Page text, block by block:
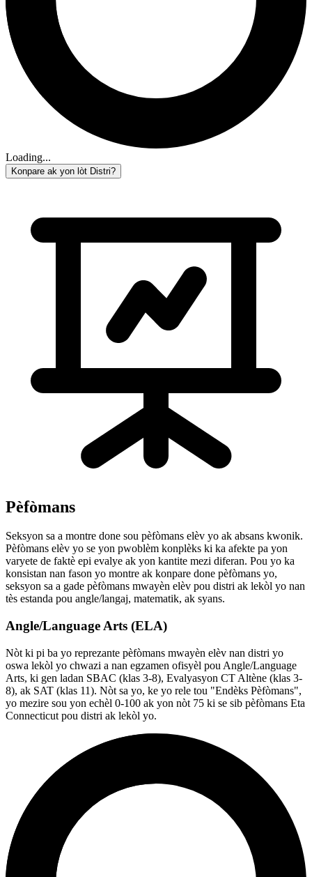
Loading...
Konpare ak yon lòt Distri?
Pèfòmans
Seksyon sa a montre done sou pèfòmans elèv yo ak absans kwonik.
Pèfòmans elèv yo se yon pwoblèm konplèks ki ka afekte pa yon
varyete de faktè epi evalye ak yon kantite mezi diferan. Pou yo ka
konsistan nan fason yo montre ak konpare done pèfòmans yo,
seksyon sa a gade pèfòmans mwayèn elèv pou distri ak lekòl yo nan
tès estanda pou angle/langaj, matematik, ak syans.
Angle/Language Arts (ELA)
Nòt ki pi ba yo reprezante pèfòmans mwayèn elèv nan distri yo
oswa lekòl yo chwazi a nan egzamen ofisyèl pou Angle/Language
Arts, ki gen ladan SBAC (klas 3-8), Evalyasyon CT Altène (klas 3-
8), ak SAT (klas 11). Nòt sa yo, ke yo rele tou "Endèks Pèfòmans",
yo mezire sou yon echèl 0-100 ak yon nòt 75 ki se sib pèfòmans Eta
Connecticut pou distri ak lekòl yo.